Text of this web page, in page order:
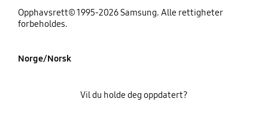
Opphavsrett© 1995-2026 Samsung. Alle rettigheter
forbeholdes.
Norge/Norsk
Vil du holde deg oppdatert?